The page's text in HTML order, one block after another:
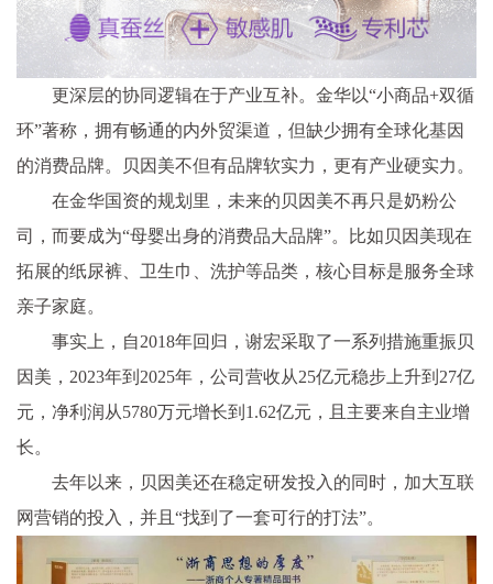
更深层的协同逻辑在于产业互补。金华以“小商品+双循
环”著称，拥有畅通的内外贸渠道，但缺少拥有全球化基因
的消费品牌。贝因美不但有品牌软实力，更有产业硬实力。
在金华国资的规划里，未来的贝因美不再只是奶粉公
司，而要成为“母婴出身的消费品大品牌”。比如贝因美现在
拓展的纸尿裤、卫生巾、洗护等品类，核心目标是服务全球
亲子家庭。
事实上，自2018年回归，谢宏采取了一系列措施重振贝
因美，2023年到2025年，公司营收从25亿元稳步上升到27亿
元，净利润从5780万元增长到1.62亿元，且主要来自主业增
长。
去年以来，贝因美还在稳定研发投入的同时，加大互联
网营销的投入，并且“找到了一套可行的打法”。